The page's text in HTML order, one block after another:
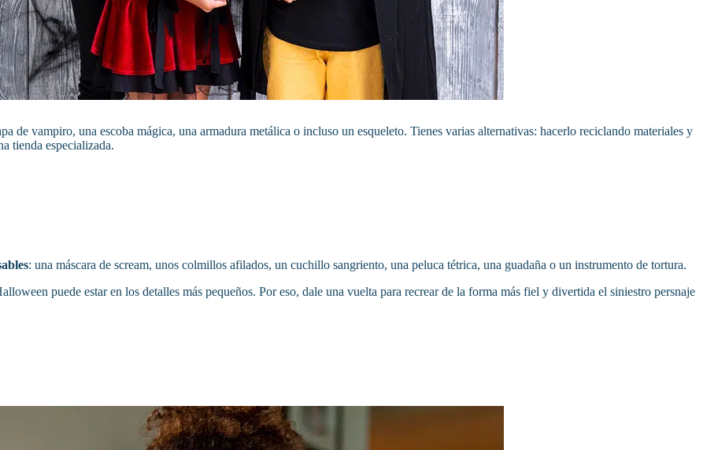
de vampiro, una escoba mágica, una armadura metálica o incluso un esqueleto. Tienes varias alternativas: hacerlo reciclando materiales y
tienda especializada.
: una máscara de scream, unos colmillos afilados, un cuchillo sangriento, una peluca tétrica, una guadaña o un instrumento de tortura.
puede estar en los detalles más pequeños. Por eso, dale una vuelta para recrear de la forma más fiel y divertida el siniestro persnaje